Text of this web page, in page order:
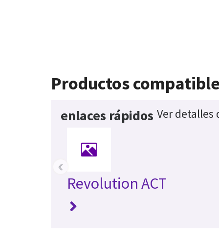
Productos
enlaces rápidos Ver
Revolution ACT
‹